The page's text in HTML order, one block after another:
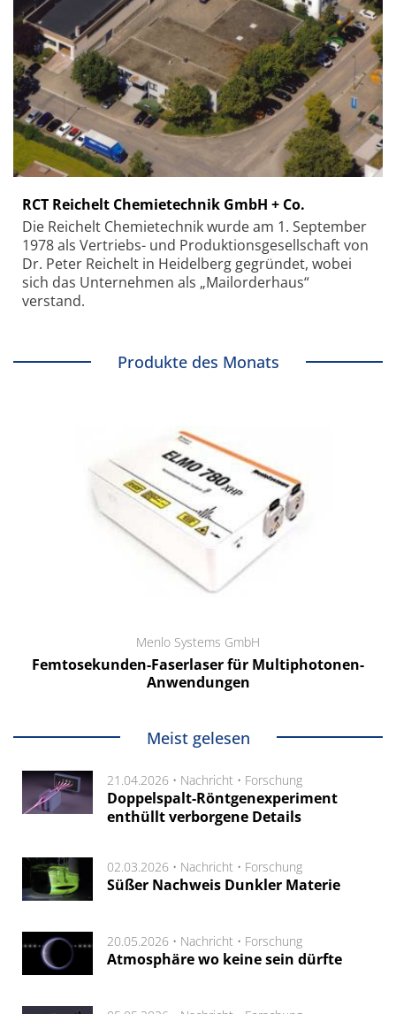
RCT Reichelt Chemietechnik GmbH + Co.
Die Reichelt Chemietechnik wurde am 1. September
1978 als Vertriebs- und Produktionsgesellschaft von
Dr. Peter Reichelt in Heidelberg gegründet, wobei
sich das Unternehmen als „Mailorderhaus“
verstand.
Produkte des Monats
Menlo Systems GmbH
Femtosekunden-Faserlaser für Multiphotonen-
Anwendungen
Meist gelesen
21.04.2026 • Nachricht • Forschung
Doppelspalt-Röntgenexperiment
enthüllt verborgene Details
02.03.2026 • Nachricht • Forschung
Süßer Nachweis Dunkler Materie
20.05.2026 • Nachricht • Forschung
Atmosphäre wo keine sein dürfte